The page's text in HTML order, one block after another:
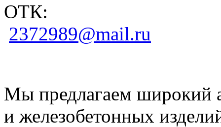
ОТК:
2372989@mail.ru
Мы предлагаем широкий
и железобетонных